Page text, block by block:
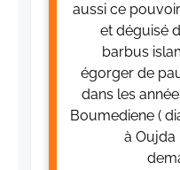
aussi ce
et déguisé
barbus
égorger de
dans les
Boumediene (
à Oujda